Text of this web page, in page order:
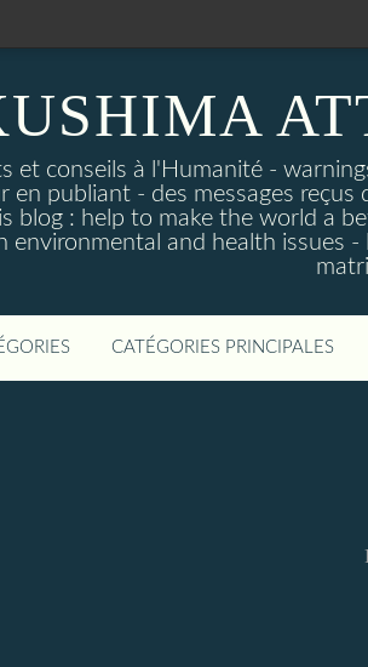
et conseils à l'Humanité -
en publiant - des messages
blog : help to make the world a
environmental and health issues
CATÉGORIES PRINCIPALES